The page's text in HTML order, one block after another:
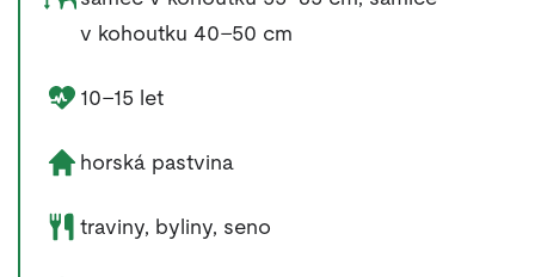
v kohoutku 40–50 cm
Délka života zvířete:
10–15 let
Životní prostředí zvířete:
horská pastvina
Potrava zvířete:
traviny, byliny, seno